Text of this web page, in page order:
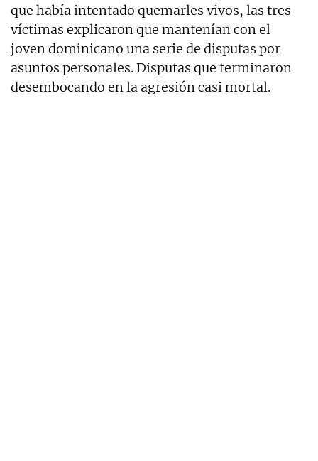
que había intentado quemarles vivos, las tres
víctimas explicaron que mantenían con el
joven dominicano una serie de disputas por
asuntos personales. Disputas que terminaron
desembocando en la agresión casi mortal.